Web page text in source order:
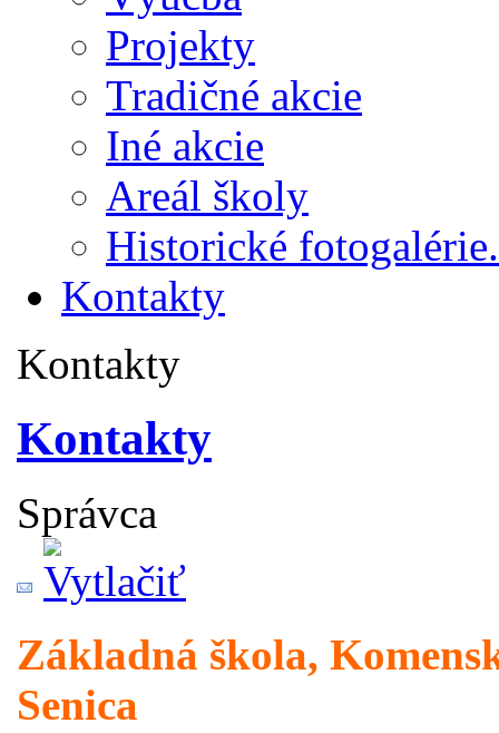
Projekty
Tradičné akcie
Iné akcie
Areál školy
Historické
Kontakty
Kontakty
Kontakty
Správca
Základná škola,
Senica